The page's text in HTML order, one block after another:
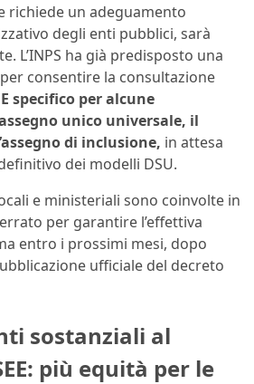
richiede un adeguamento
degli enti pubblici, sarà
L’INPS ha già predisposto una
consentire la consultazione
specifico per alcune
unico universale, il
di inclusione, in attesa
dei modelli DSU.
e ministeriali sono coinvolte in
per garantire l’effettiva
entro i prossimi mesi, dopo
ufficiale del decreto
sostanziali al
più equità per le